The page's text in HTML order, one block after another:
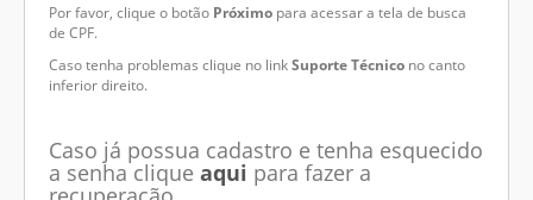
Por favor, clique o botão Próximo para acessar a tela de busca
de CPF.
Caso tenha problemas clique no linkSuporte Técnico no canto
inferior direito.
Caso já possua cadastro e tenha esquecido
a senha clique aqui para fazer a